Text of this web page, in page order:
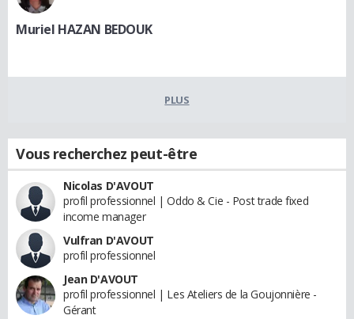
Muriel HAZAN BEDOUK
PLUS
Vous recherchez peut-être
Nicolas D'AVOUT
profil professionnel | Oddo & Cie - Post trade fixed
income manager
Vulfran D'AVOUT
profil professionnel
Jean D'AVOUT
profil professionnel | Les Ateliers de la Goujonnière -
Gérant